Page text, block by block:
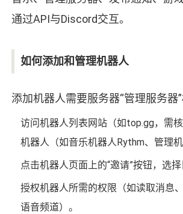
通过API与Discord交互。
如何添加和管理机器人
添加机器人需要服务器“管理服务器”
访问机器人列表网站（如top.gg，需
机器人（如音乐机器人Rythm、管理机
点击机器人页面上的“邀请”按钮，选择
授权机器人所需的权限（如读取消息
语音频道）。